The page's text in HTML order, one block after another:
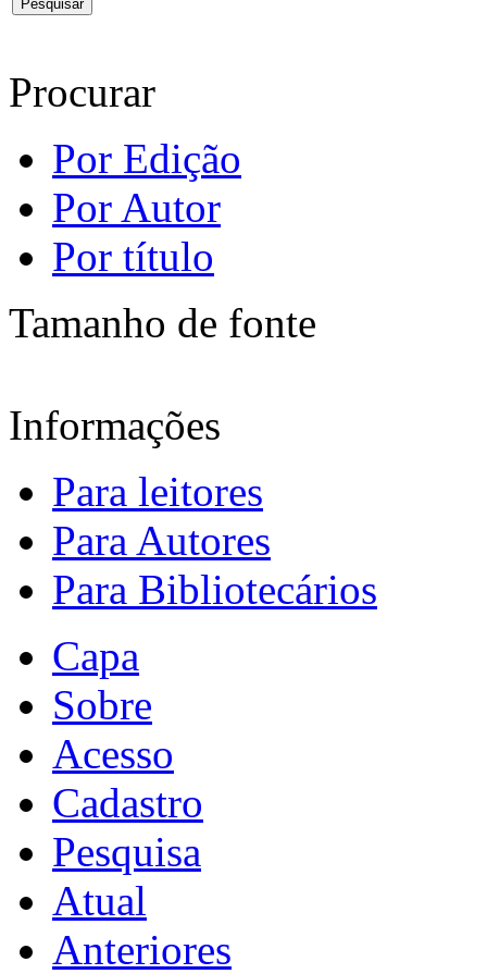
Procurar
Por Edição
Por Autor
Por título
Tamanho de fonte
Informações
Para leitores
Para Autores
Para Bibliotecários
Capa
Sobre
Acesso
Cadastro
Pesquisa
Atual
Anteriores